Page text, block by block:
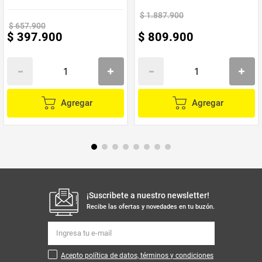
Utiliza un paño suave y ligeramente húmedo para limpiar
Cuidados del colchón:
Gira el colchón periódicamente para
mantener su forma y prolongar su vida útil.
Agrega estilo y funcionalidad a tu espacio con el
Combo Cama Tarima
Nido Blaser Doble Pillow 100 cm Sencillo Gris Claro
. Una elección
inteligente para quienes buscan calidad y diseño en sus muebles.
$657.900
$ 397.900
Agregar
$1.887.900
$ 809.900
Agregar
¡Suscribete a nuestro newsletter!
Recibe las ofertas y novedades en tu buzón.
Acepto política de datos, términos y condiciones